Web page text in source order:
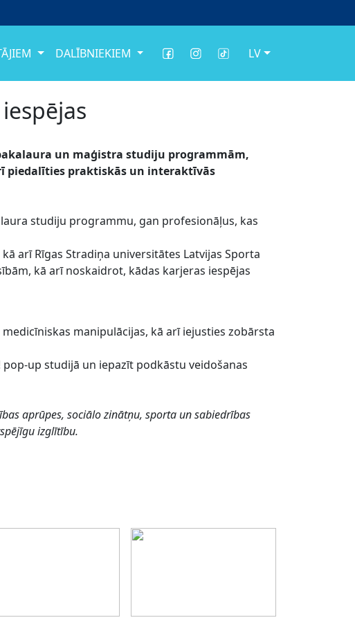
DALĪBNIEKIEM LV
un maģistra studiju programmām,
piedalīties praktiskās un interaktīvās
studiju programmu, gan profesionāļus, kas
arī Rīgas Stradiņa universitātes Latvijas Sporta
kā arī noskaidrot, kādas karjeras iespējas
manipulācijas, kā arī iejusties zobārsta
up studijā un iepazīt podkāstu veidošanas
aprūpes, sociālo zinātņu, sporta un sabiedrības
izglītību.